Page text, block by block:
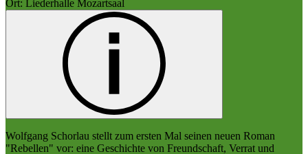
Ort: Liederhalle Mozartsaal
Wolfgang Schorlau stellt zum ersten Mal seinen neuen Roman
"Rebellen" vor: eine Geschichte von Freundschaft, Verrat und